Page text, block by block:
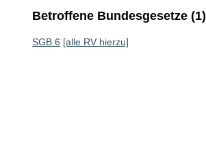
Betroffene Bundesgesetze (1)
SGB 6 [alle RV hierzu]